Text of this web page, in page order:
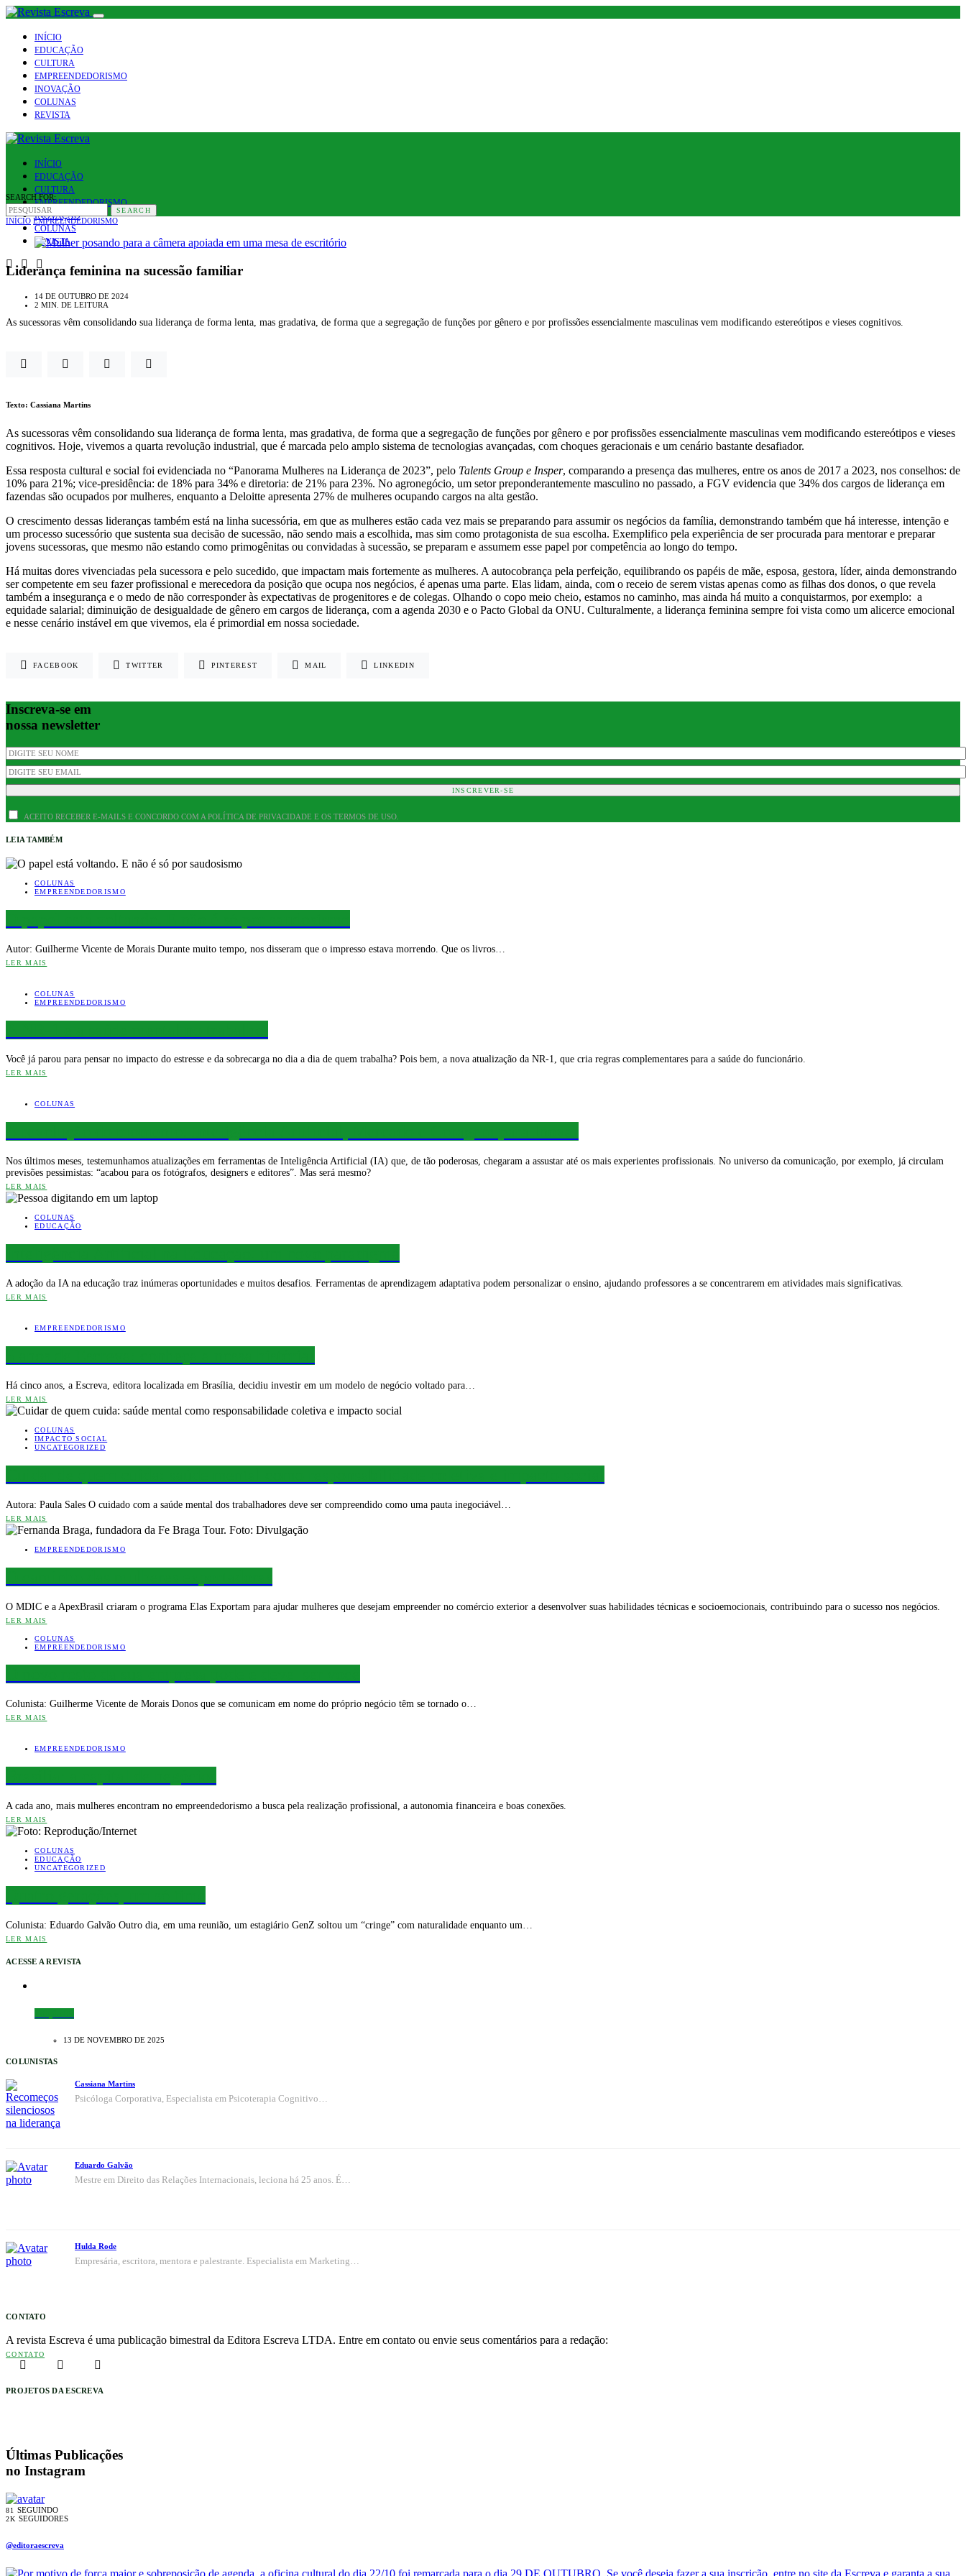
INÍCIO
EDUCAÇÃO
CULTURA
EMPREENDEDORISMO
INOVAÇÃO
COLUNAS
REVISTA
INÍCIO
EDUCAÇÃO
CULTURA
EMPREENDEDORISMO
INOVAÇÃO
COLUNAS
REVISTA
SEARCH FOR:
SEARCH
INÍCIO EMPREENDEDORISMO
Liderança feminina na sucessão familiar
14 DE OUTUBRO DE 2024
2 MIN. DE LEITURA
As sucessoras vêm consolidando sua liderança de forma lenta, mas gradativa, de forma que a segregação de funções por gênero e por profissões essencialmente masculinas vem modificando estereótipos e vieses cognitivos.
Texto: Cassiana Martins
As sucessoras vêm consolidando sua liderança de forma lenta, mas gradativa, de forma que a segregação de funções por gênero e por profissões essencialmente masculinas vem modificando estereótipos e vieses
cognitivos. Hoje, vivemos a quarta revolução industrial, que é marcada pelo amplo sistema de tecnologias avançadas, com choques geracionais e um cenário bastante desafiador.
Essa resposta cultural e social foi evidenciada no “Panorama Mulheres na Liderança de 2023”, pelo Talents Group e Insper, comparando a presença das mulheres, entre os anos de 2017 a 2023, nos conselhos: de
10% para 21%; vice-presidência: de 18% para 34% e diretoria: de 21% para 23%. No agronegócio, um setor preponderantemente masculino no passado, a FGV evidencia que 34% dos cargos de liderança em
fazendas são ocupados por mulheres, enquanto a Deloitte apresenta 27% de mulheres ocupando cargos na alta gestão.
O crescimento dessas lideranças também está na linha sucessória, em que as mulheres estão cada vez mais se preparando para assumir os negócios da família, demonstrando também que há interesse, intenção e
um processo sucessório que sustenta sua decisão de sucessão, não sendo mais a escolhida, mas sim como protagonista de sua escolha. Exemplifico pela experiência de ser procurada para mentorar e preparar
jovens sucessoras, que mesmo não estando como primogênitas ou convidadas à sucessão, se preparam e assumem esse papel por competência ao longo do tempo.
Há muitas dores vivenciadas pela sucessora e pelo sucedido, que impactam mais fortemente as mulheres. A autocobrança pela perfeição, equilibrando os papéis de mãe, esposa, gestora, líder, ainda demonstrando
ser competente em seu fazer profissional e merecedora da posição que ocupa nos negócios, é apenas uma parte. Elas lidam, ainda, com o receio de serem vistas apenas como as filhas dos donos, o que revela
também a insegurança e o medo de não corresponder às expectativas de progenitores e de colegas. Olhando o copo meio cheio, estamos no caminho, mas ainda há muito a conquistarmos, por exemplo: a
equidade salarial; diminuição de desigualdade de gênero em cargos de liderança, com a agenda 2030 e o Pacto Global da ONU. Culturalmente, a liderança feminina sempre foi vista como um alicerce emocional
e nesse cenário instável em que vivemos, ela é primordial em nossa sociedade.
FACEBOOK TWITTER PINTEREST MAIL LINKEDIN
Inscreva-se em
nossa newsletter
INSCREVER-SE
ACEITO RECEBER E-MAILS E CONCORDO COM A POLÍTICA DE PRIVACIDADE E OS TERMOS DE USO.
LEIA TAMBÉM
COLUNAS
EMPREENDEDORISMO
Autor: Guilherme Vicente de Morais Durante muito tempo, nos disseram que o impresso estava morrendo. Que os livros…
LER MAIS
COLUNAS
EMPREENDEDORISMO
Você já parou para pensar no impacto do estresse e da sobrecarga no dia a dia de quem trabalha? Pois bem, a nova atualização da NR-1, que cria regras complementares para a saúde do funcionário.
LER MAIS
COLUNAS
Nos últimos meses, testemunhamos atualizações em ferramentas de Inteligência Artificial (IA) que, de tão poderosas, chegaram a assustar até os mais experientes profissionais. No universo da comunicação, por exemplo, já circulam
previsões pessimistas: “acabou para os fotógrafos, designers e editores”. Mas será mesmo?
LER MAIS
COLUNAS
EDUCAÇÃO
A adoção da IA na educação traz inúmeras oportunidades e muitos desafios. Ferramentas de aprendizagem adaptativa podem personalizar o ensino, ajudando professores a se concentrarem em atividades mais significativas.
LER MAIS
EMPREENDEDORISMO
Há cinco anos, a Escreva, editora localizada em Brasília, decidiu investir em um modelo de negócio voltado para…
LER MAIS
COLUNAS
IMPACTO SOCIAL
UNCATEGORIZED
Autora: Paula Sales O cuidado com a saúde mental dos trabalhadores deve ser compreendido como uma pauta inegociável…
LER MAIS
EMPREENDEDORISMO
O MDIC e a ApexBrasil criaram o programa Elas Exportam para ajudar mulheres que desejam empreender no comércio exterior a desenvolver suas habilidades técnicas e socioemocionais, contribuindo para o sucesso nos negócios.
LER MAIS
COLUNAS
EMPREENDEDORISMO
Colunista: Guilherme Vicente de Morais Donos que se comunicam em nome do próprio negócio têm se tornado o…
LER MAIS
EMPREENDEDORISMO
A cada ano, mais mulheres encontram no empreendedorismo a busca pela realização profissional, a autonomia financeira e boas conexões.
LER MAIS
COLUNAS
EDUCAÇÃO
UNCATEGORIZED
Colunista: Eduardo Galvão Outro dia, em uma reunião, um estagiário GenZ soltou um “cringe” com naturalidade enquanto um…
LER MAIS
ACESSE A REVISTA
13 DE NOVEMBRO DE 2025
COLUNISTAS
Cassiana Martins
Psicóloga Corporativa, Especialista em Psicoterapia Cognitivo…
Eduardo Galvão
Mestre em Direito das Relações Internacionais, leciona há 25 anos. É…
Hulda Rode
Empresária, escritora, mentora e palestrante. Especialista em Marketing…
CONTATO
A revista Escreva é uma publicação bimestral da Editora Escreva LTDA. Entre em contato ou envie seus comentários para a redação:
CONTATO
PROJETOS DA ESCREVA
Últimas Publicações
no Instagram
81 SEGUINDO
2K SEGUIDORES
@editoraescreva